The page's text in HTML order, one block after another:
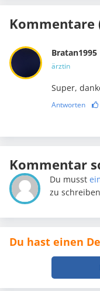
Kommentare
Bratan1995
ärztin
Super,
Antworten
Kommentar
Du musst
zu
Du hast einen